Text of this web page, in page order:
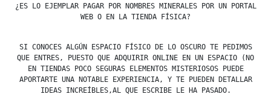
¿ES LO EJEMPLAR PAGAR POR NOMBRES MINERALES POR UN PORTAL
WEB O EN LA TIENDA FÍSICA?
SI CONOCES ALGÚN ESPACIO FÍSICO DE LO OSCURO TE PEDIMOS
QUE ENTRES, PUESTO QUE ADQUIRIR ONLINE EN UN ESPACIO (NO
EN TIENDAS POCO SEGURAS ELEMENTOS MISTERIOSOS PUEDE
APORTARTE UNA NOTABLE EXPERIENCIA, Y TE PUEDEN DETALLAR
IDEAS INCREÍBLES,AL QUE ESCRIBE LE HA PASADO.